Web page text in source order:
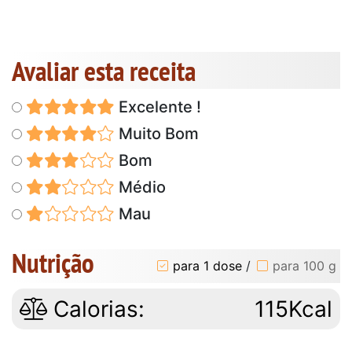
Avaliar esta receita
Excelente !
Muito Bom
Bom
Médio
Mau
Nutrição para 1 dose / para 100 g
Calorias: 115Kcal